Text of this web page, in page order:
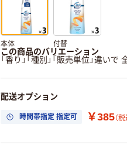
本体 付替
この商品のバリエーション
「香り」「種別」「販売単位」違いで
配送オプション
時間帯指定 指定可 ￥385（税